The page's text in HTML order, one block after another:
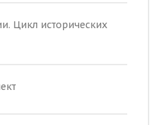
Цикл исторических